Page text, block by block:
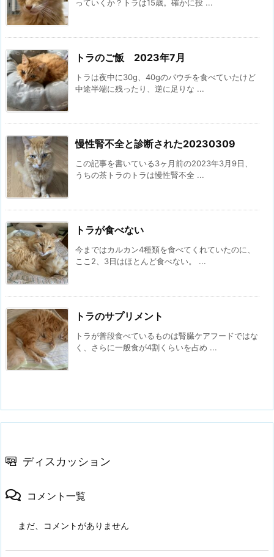
っていくか？トラは15歳。確かに投 ...
トラのご飯 2023年7月
トラは夜中に30g、40gのパウチを食べていたけど
中途半端に残ったり、逆に足りな ...
慢性腎不全と診断された20230309
この記事を書いている3ヶ月前の2023年3月9日、
うちの茶トラのトラは慢性腎不全 ...
トラが食べない
今まではカルカン4種類を食べてくれていたのに、
ここ2、3日はほとんど食べない。 ...
トラのサプリメント
トラが普段食べているものは腎臓ケアフードではな
く、さらに一般食が4割くらいを占め ...
ディスカッション
コメント一覧
まだ、コメントがありません